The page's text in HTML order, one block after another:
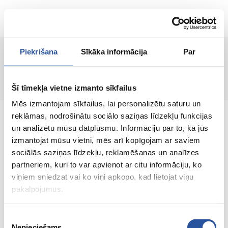
Piekrišana Sīkāka informācija Par
Šī tīmekļa vietne izmanto sīkfailus
Mēs izmantojam sīkfailus, lai personalizētu saturu un
reklāmas, nodrošinātu sociālo saziņas līdzekļu funkcijas
un analizētu mūsu datplūsmu. Informāciju par to, kā jūs
izmantojat mūsu vietni, mēs arī kopīgojam ar saviem
sociālās saziņas līdzekļu, reklamēšanas un analīzes
partneriem, kuri to var apvienot ar citu informāciju, ko
viņiem sniedzat vai ko viņi apkopo, kad lietojat viņu
pakalpojumus.
ET
Lehte ei leitud!
Veebipoodi soodsate hindade ja kvaliteetsete
toodetega, kus kliendi rahulolu on meie
peamine väärtus.
Koik sinu kodu ja aia jaoks!